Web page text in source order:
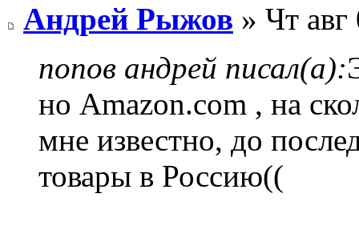
Андрей Рыжов » Чт
попов андрей писал(а):
но Amazon.com , на
мне известно, до
товары в Россию((